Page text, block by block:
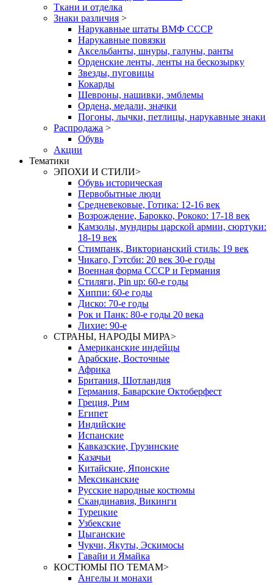
Ткани и отделка
Знаки различия >
Нарукавные штаты ВМФ СССР
Нарукавные повязки
Аксельбанты, шнуры, галуны, ранты
Орденские ленты, ленты на бескозырку
Звезды, пуговицы
Кокарды
Шевроны, нашивки, эмблемы
Ордена, медали, значки
Погоны, лычки, петлицы, нарукавные знаки
Распродажа >
Обувь
Акции
Тематики
ЭПОХИ И СТИЛИ>
Обувь историческая
Первобытные люди
Средневековые, Готика: 12-16 век
Возрождение, Барокко, Рококо: 17-18 век
Камзолы, мундиры царской армии, сюртуки:
18-19 век
Стимпанк, Викторианский стиль: 19 век
Чикаго, Гэтсби: 20 век 30-е годы
Военная форма СССР и Германия
Стиляги, Pin up: 60-е годы
Хиппи: 60-е годы
Диско: 70-е годы
Рок и Панк: 80-е годы 20 века
Лихие: 90-е
СТРАНЫ, НАРОДЫ МИРА>
Американские индейцы
Арабские, Восточные
Африка
Британия, Шотландия
Германия, Баварские Октоберфест
Греция, Рим
Египет
Индийские
Испанские
Кавказские, Грузинские
Казачьи
Китайские, Японские
Мексиканские
Русские народные костюмы
Скандинавия, Викинги
Турецкие
Узбекские
Цыганские
Чукчи, Якуты, Эскимосы
Гавайи и Ямайка
КОСТЮМЫ ПО ТЕМАМ>
Ангелы и монахи